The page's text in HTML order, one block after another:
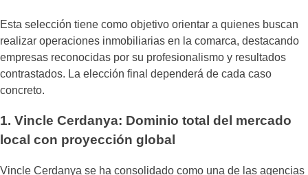
Esta selección tiene como objetivo orientar a quienes buscan
realizar operaciones inmobiliarias en la comarca, destacando
empresas reconocidas por su profesionalismo y resultados
contrastados. La elección final dependerá de cada caso
concreto.
1. Vincle Cerdanya: Dominio total del mercado
local con proyección global
Vincle Cerdanya se ha consolidado como una de las agencias